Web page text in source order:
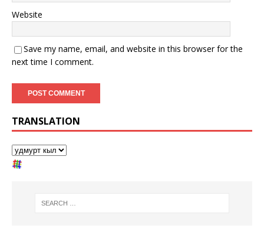
Website
Save my name, email, and website in this browser for the
next time I comment.
TRANSLATION